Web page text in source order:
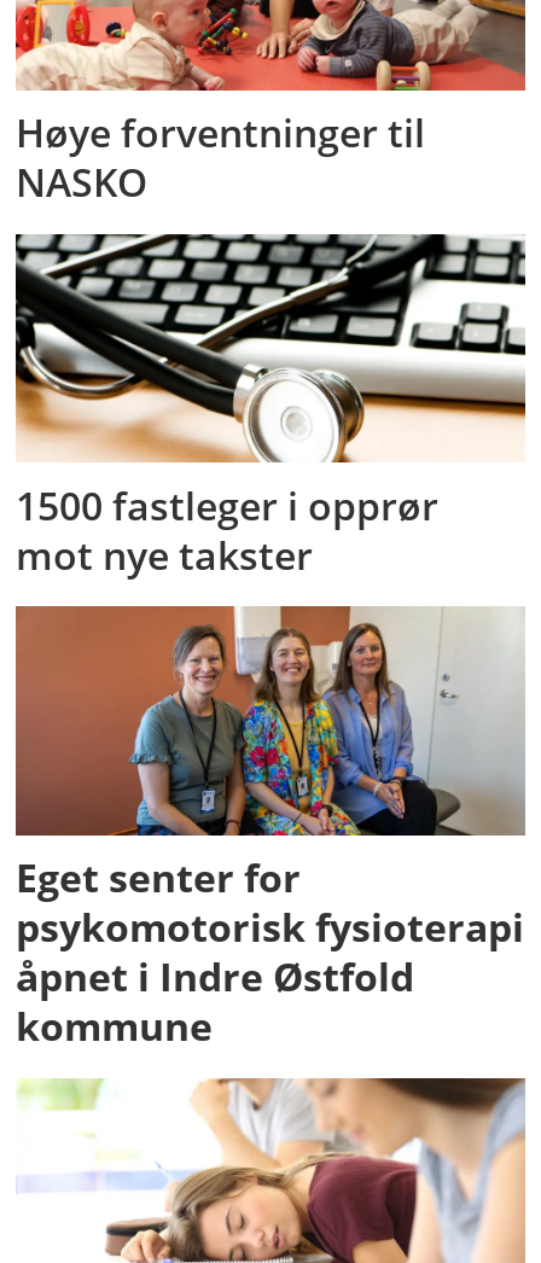
Høye forventninger til
NASKO
1500 fastleger i opprør
mot nye takster
Eget senter for
psykomotorisk fysioterapi
åpnet i Indre Østfold
kommune